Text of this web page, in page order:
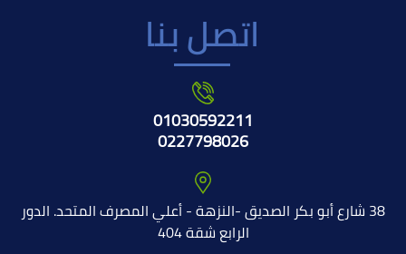
اتصل بنا
01030592211
0227798026
38 شارع أبو بكر الصديق -النزهة - أعلي المصرف المتحد. الدور
الرابع شقة 404